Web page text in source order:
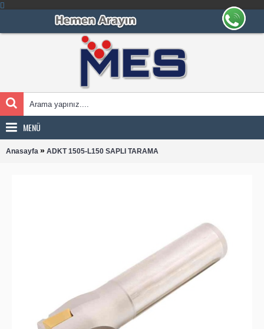
MENÜ
Anasayfa » ADKT 1505-L150 SAPLI TARAMA